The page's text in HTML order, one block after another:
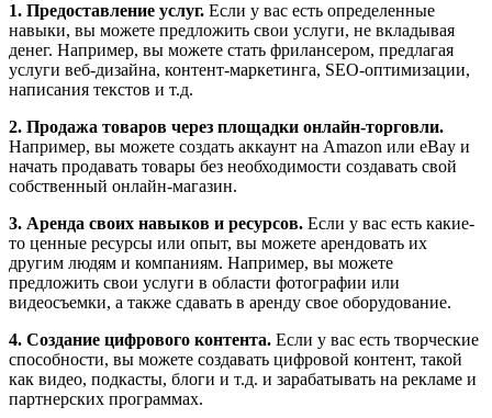
1. Предоставление услуг. Если у вас есть определенные
навыки, вы можете предложить свои услуги, не вкладывая
денег. Например, вы можете стать фрилансером, предлагая
услуги веб-дизайна, контент-маркетинга, SEO-оптимизации,
написания текстов и т.д.
2. Продажа товаров через площадки онлайн-торговли.
Например, вы можете создать аккаунт на Amazon или eBay и
начать продавать товары без необходимости создавать свой
собственный онлайн-магазин.
3. Аренда своих навыков и ресурсов. Если у вас есть какие-
то ценные ресурсы или опыт, вы можете арендовать их
другим людям и компаниям. Например, вы можете
предложить свои услуги в области фотографии или
видеосъемки, а также сдавать в аренду свое оборудование.
4. Создание цифрового контента. Если у вас есть творческие
способности, вы можете создавать цифровой контент, такой
как видео, подкасты, блоги и т.д. и зарабатывать на рекламе и
партнерских программах.